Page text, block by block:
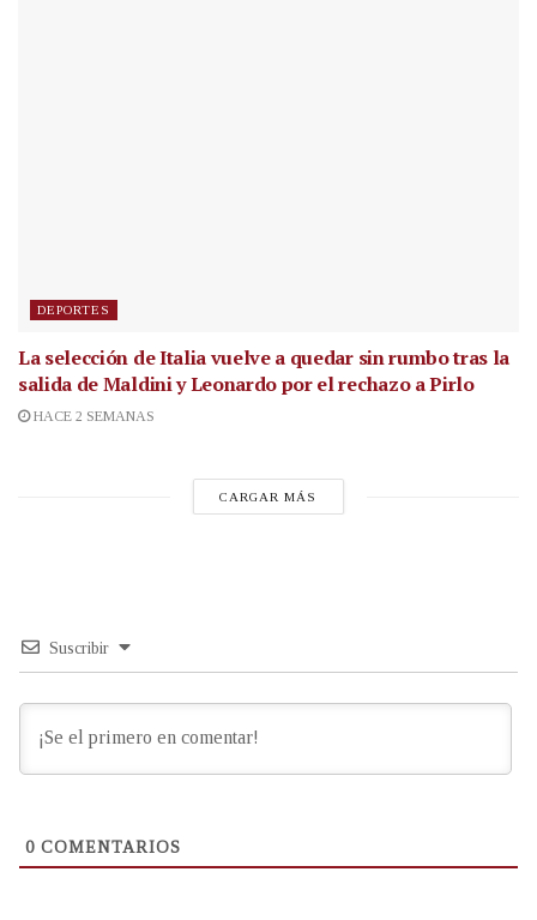
DEPORTES
La selección de Italia vuelve a quedar sin rumbo tras la
salida de Maldini y Leonardo por el rechazo a Pirlo
HACE 2 SEMANAS
CARGAR MÁS
Suscribir
0 COMENTARIOS